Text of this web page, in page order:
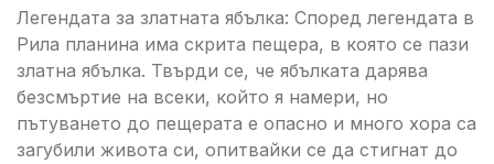
Легендата за златната ябълка: Според легендата в
Рила планина има скрита пещера, в която се пази
златна ябълка. Твърди се, че ябълката дарява
безсмъртие на всеки, който я намери, но
пътуването до пещерата е опасно и много хора са
загубили живота си, опитвайки се да стигнат до